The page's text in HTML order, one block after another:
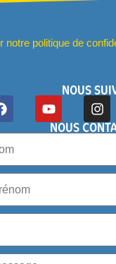
notre politique de
NOUS
NOUS